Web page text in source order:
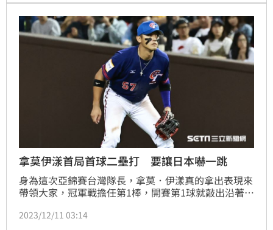
拿莫伊漾首局首球二壘打 要讓日本嚇一跳
身為這次亞錦賽台灣隊長，拿莫．伊漾真的拿出表現來
帶領大家，冠軍戰擔任第1棒，開賽第1球就敲出沿著三
深遠飛球，推進到三壘，只可惜後續打者沒有把他打回
2023/12/11 03:14